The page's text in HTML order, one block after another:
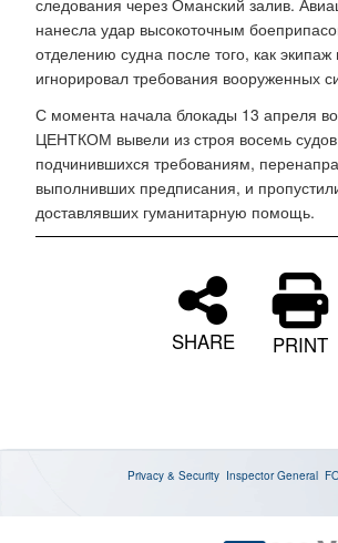
следования через Оманский залив.
нанесла удар высокоточным
отделению судна после того, как экипаж
игнорировал требования вооруженных
С момента начала блокады 13 апреля
ЦЕНТКОМ вывели из строя восемь
подчинившихся требованиям,
выполнивших предписания, и
доставлявших гуманитарную помощь.
SHARE PRINT
Privacy & Security Inspector General